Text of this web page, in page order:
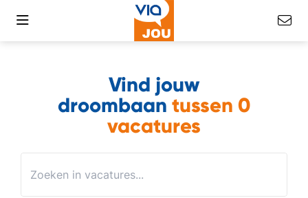
Vind jouw
droombaan tussen 0
vacatures